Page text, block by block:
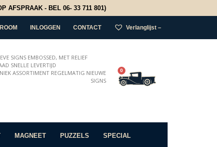
AFSPRAAK - BEL 06- 33 711 801)
INLOGGEN CONTACT Verlanglijst –
SIGNS EMBOSSED, MET RELIEF
SNELLE LEVERTIJD
ASSORTIMENT REGELMATIG NIEUWE
SIGNS
0
MAGNEET PUZZELS SPECIAL